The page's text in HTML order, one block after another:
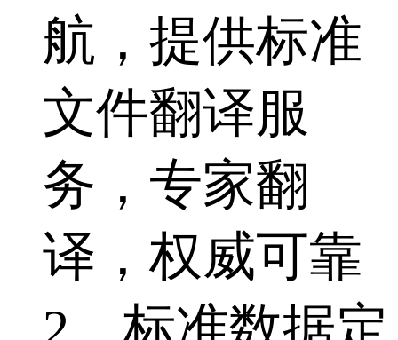
航，提供标准
文件翻译服
务，专家翻
译，权威可靠